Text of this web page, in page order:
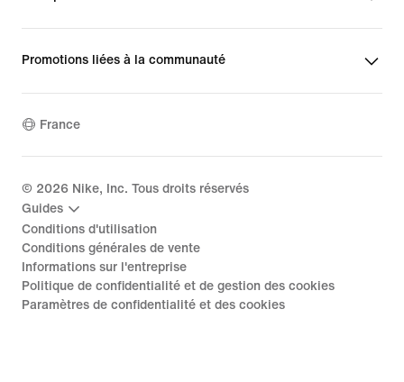
Promotions liées à la communauté
France
© 2026 Nike, Inc. Tous droits réservés
Guides
Conditions d'utilisation
Conditions générales de vente
Informations sur l'entreprise
Politique de confidentialité et de gestion des cookies
Paramètres de confidentialité et des cookies